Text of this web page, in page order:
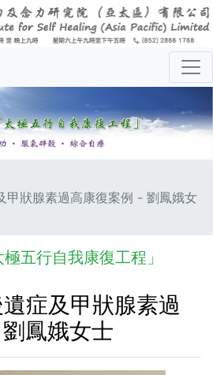
甲狀腺素過高康復案例 - 劉鳳娥女
五行自我康復工程」
症及甲狀腺素過
鳳娥女士